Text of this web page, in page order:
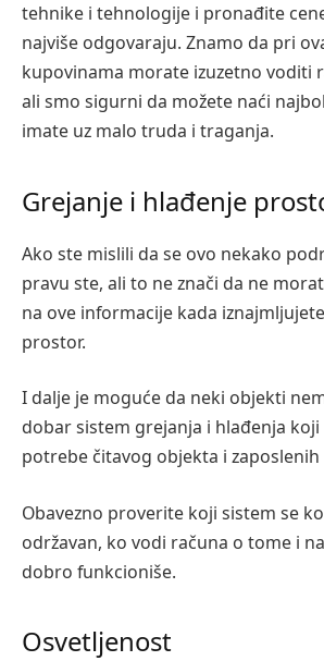
tehnike i tehnologije i pronađite
najviše odgovaraju. Znamo da pri
kupovinama morate izuzetno voditi
ali smo sigurni da možete naći
imate uz malo truda i traganja.
Grejanje i hlađenje
Ako ste mislili da se ovo nekako
pravu ste, ali to ne znači da ne
na ove informacije kada
prostor.
I dalje je moguće da neki objekti
dobar sistem grejanja i hlađenja
potrebe čitavog objekta i zaposlenih
Obavezno proverite koji sistem se
održavan, ko vodi računa o tome i
dobro funkcioniše.
Osvetljenost